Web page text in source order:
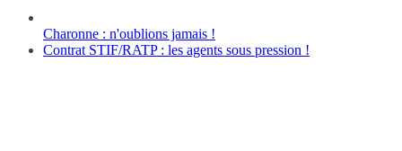
Charonne : n'oublions jamais !
Contrat STIF/RATP : les agents sous pression !